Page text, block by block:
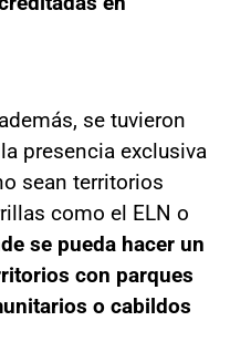
se tuvieron
presencia exclusiva
sean territorios
como el ELN o
se pueda hacer un
con parques
o cabildos